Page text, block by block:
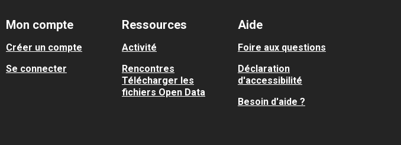
Mon compte
Créer un compte
Se connecter
Ressources
Activité
Rencontres
Télécharger les
fichiers Open Data
Aide
Foire aux questions
Déclaration
d'accessibilité
Besoin d'aide ?